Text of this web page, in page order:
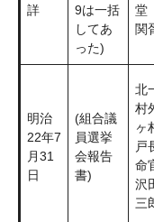
詳
9は一括
してあ
った)
関
明治
22年7
月31
日
(組合議
員選挙
会報告
書)
北
村
ヶ
戸
命
沢
三